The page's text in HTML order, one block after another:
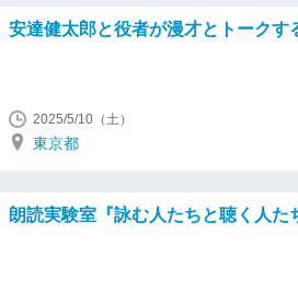
安達健太郎と役者が漫才とトークす
2025/5/10（土）
東京都
朗読実験室『詠む人たちと聴く人た